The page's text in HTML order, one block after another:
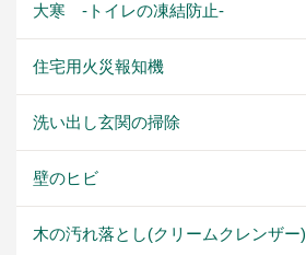
大寒 -トイレの凍結防止-
住宅用火災報知機
洗い出し玄関の掃除
壁のヒビ
木の汚れ落とし(クリームクレンザー)